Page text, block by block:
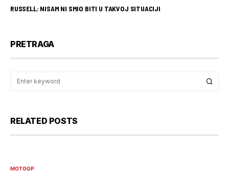
RUSSELL: NISAM NI SMIO BITI U TAKVOJ SITUACIJI
PRETRAGA
RELATED POSTS
MOTOGP